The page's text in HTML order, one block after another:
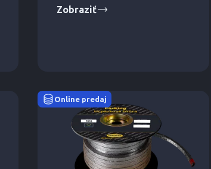
segmentové tesniace krúžky
Zobraziť
Online predaj